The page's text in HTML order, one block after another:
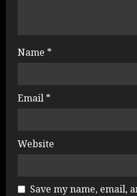
Name *
Email *
Website
Save my name, email,